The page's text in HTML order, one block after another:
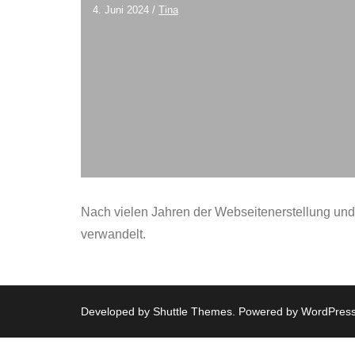
4. Juni 2024 / Tina
Nach vielen Jahren der Webseitenerstellung
verwandelt.
Developed by Shuttle Themes . Powered by